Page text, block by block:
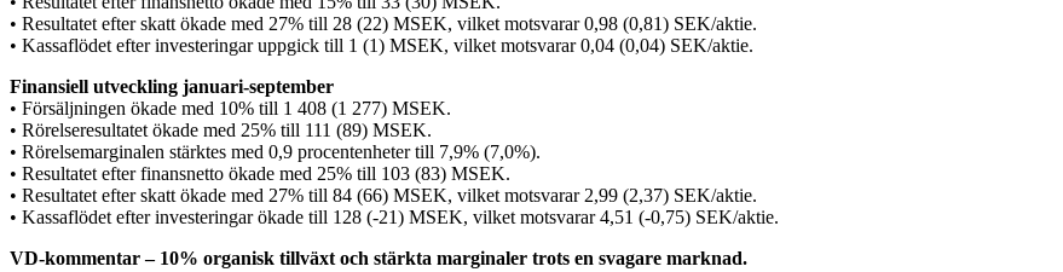
• Resultatet efter skatt ökade med 27% till 28 (22) MSEK, vilket motsvarar 0,98 (0,81) SEK/aktie.
• Kassaflödet efter investeringar uppgick till 1 (1) MSEK, vilket motsvarar 0,04 (0,04) SEK/aktie.
Finansiell utveckling januari-september
• Försäljningen ökade med 10% till 1 408 (1 277) MSEK.
• Rörelseresultatet ökade med 25% till 111 (89) MSEK.
• Rörelsemarginalen stärktes med 0,9 procentenheter till 7,9% (7,0%).
• Resultatet efter finansnetto ökade med 25% till 103 (83) MSEK.
• Resultatet efter skatt ökade med 27% till 84 (66) MSEK, vilket motsvarar 2,99 (2,37) SEK/aktie.
• Kassaflödet efter investeringar ökade till 128 (-21) MSEK, vilket motsvarar 4,51 (-0,75) SEK/aktie.
VD-kommentar – 10% organisk tillväxt och stärkta marginaler trots en svagare marknad.